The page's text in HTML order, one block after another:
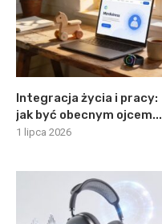
Integracja życia i pracy:
jak być obecnym ojcem...
1 lipca 2026